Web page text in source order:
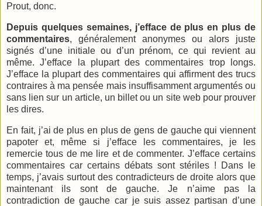
Prout, donc.
Depuis quelques semaines, j’efface de plus en plus de
commentaires, généralement anonymes ou alors juste
signés d’une initiale ou d’un prénom, ce qui revient au
même. J’efface la plupart des commentaires trop longs.
J’efface la plupart des commentaires qui affirment des trucs
contraires à ma pensée mais insuffisamment argumentés ou
sans lien sur un article, un billet ou un site web pour prouver
les dires.
En fait, j’ai de plus en plus de gens de gauche qui viennent
papoter et, même si j’efface les commentaires, je les
remercie tous de me lire et de commenter. J’efface certains
commentaires car certains débats sont stériles ! Dans le
temps, j’avais surtout des contradicteurs de droite alors que
maintenant ils sont de gauche. Je n’aime pas la
contradiction de gauche car je suis assez partisan d’une